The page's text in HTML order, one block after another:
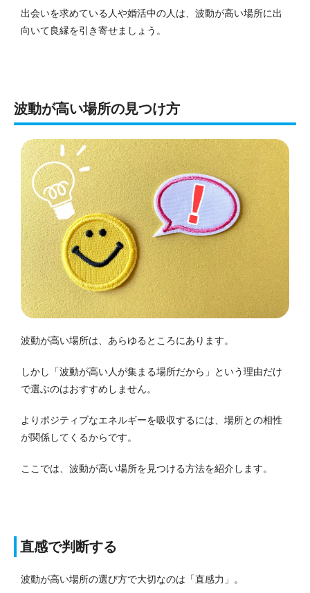
出会いを求めている人や婚活中の人は、波動が高い場所に出
向いて良縁を引き寄せましょう。
波動が高い場所の見つけ方
波動が高い場所は、あらゆるところにあります。
しかし「波動が高い人が集まる場所だから」という理由だけ
で選ぶのはおすすめしません。
よりポジティブなエネルギーを吸収するには、場所との相性
が関係してくるからです。
ここでは、波動が高い場所を見つける方法を紹介します。
直感で判断する
波動が高い場所の選び方で大切なのは「直感力」。